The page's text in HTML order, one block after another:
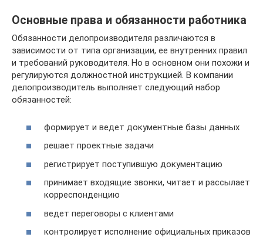
Основные права и обязанности работника
Обязанности делопроизводителя различаются в
зависимости от типа организации, ее внутренних правил
и требований руководителя. Но в основном они похожи и
регулируются должностной инструкцией. В компании
делопроизводитель выполняет следующий набор
обязанностей:
формирует и ведет документные базы данных
решает проектные задачи
регистрирует поступившую документацию
принимает входящие звонки, читает и рассылает
корреспонденцию
ведет переговоры с клиентами
контролирует исполнение официальных приказов